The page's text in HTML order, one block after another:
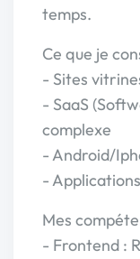
temps.
Ce que je
- Sites
- SaaS
complexe
- Android/
-
Mes
- Frontend :